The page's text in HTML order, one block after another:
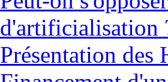
d'artificialisation
Présentation des